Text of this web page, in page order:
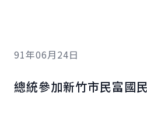
91年06月24日
總統參加新竹市民富國